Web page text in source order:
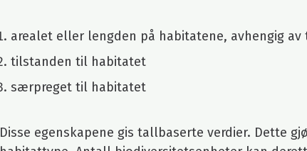
arealet eller lengden på habitatene, avhengig
tilstanden til habitatet
særpreget til habitatet
Disse egenskapene gis tallbaserte verdier. Dette